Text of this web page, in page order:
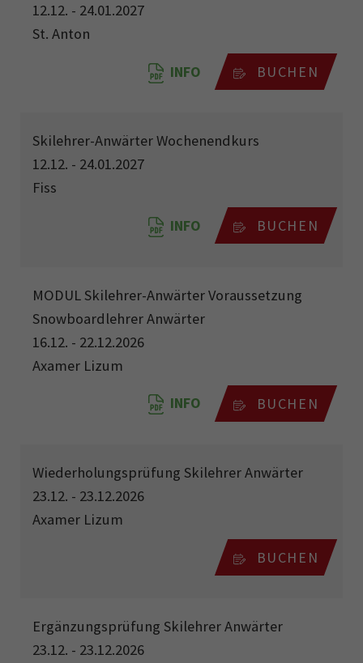
12.12. - 24.01.2027
St. Anton
INFO BUCHEN
Skilehrer-Anwärter Wochenendkurs
12.12. - 24.01.2027
Fiss
INFO BUCHEN
MODUL Skilehrer-Anwärter Voraussetzung
Snowboardlehrer Anwärter
16.12. - 22.12.2026
Axamer Lizum
INFO BUCHEN
Wiederholungsprüfung Skilehrer Anwärter
23.12. - 23.12.2026
Axamer Lizum
BUCHEN
Ergänzungsprüfung Skilehrer Anwärter
23.12. - 23.12.2026